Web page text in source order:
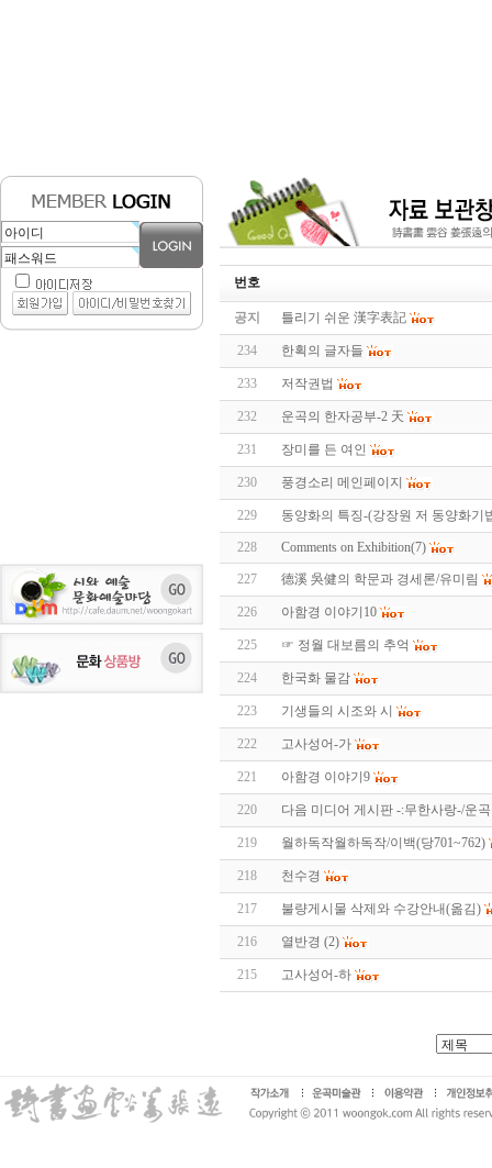
번호
공지 틀리기 쉬운 漢字表記
234 한획의 글자들
233 저작권법
232 운곡의 한자공부-2 天
231 장미를 든 여인
230 풍경소리 메인페이지
229 동양화의 특징-(강장원 저 동양화기
228 Comments on Exhibition(7)
227 德溪 吳健의 학문과 경세론/유미림
226 아함경 이야기10
225 ☞ 정월 대보름의 추억
224 한국화 물감
223 기생들의 시조와 시
222 고사성어-가
221 아함경 이야기9
220 다음 미디어 게시판 -:무한사랑-/운
219 월하독작월하독작/이백(당701~762)
218 천수경
217 불량게시물 삭제와 수강안내(옮김)
216 열반경 (2)
215 고사성어-하